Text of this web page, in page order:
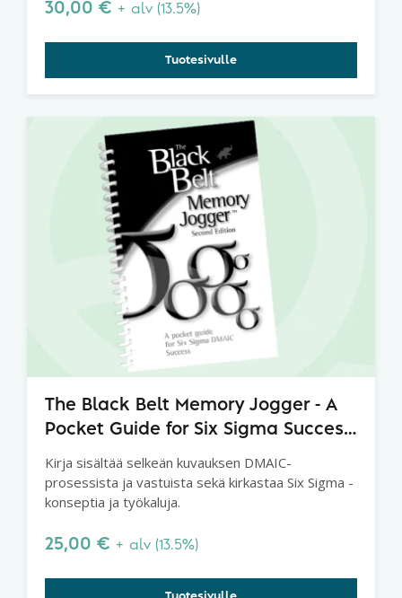
30,00 € + alv (13.5%)
Tuotesivulle
The Black Belt Memory Jogger - A
Pocket Guide for Six Sigma Success,
Kirja sisältää selkeän kuvauksen DMAIC-
prosessista ja vastuista sekä kirkastaa Six Sigma -
konseptia ja työkaluja.
25,00 € + alv (13.5%)